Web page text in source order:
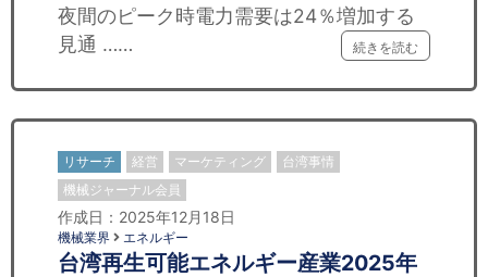
夜間のピーク時電力需要は24％増加する
見通 ……
続きを読む
リサーチ 経営 マーケティング
台湾事情
機械ジャーナル会員
作成日：2025年12月18日
機械業界 エネルギー
台湾再生可能エネルギー産業2025年